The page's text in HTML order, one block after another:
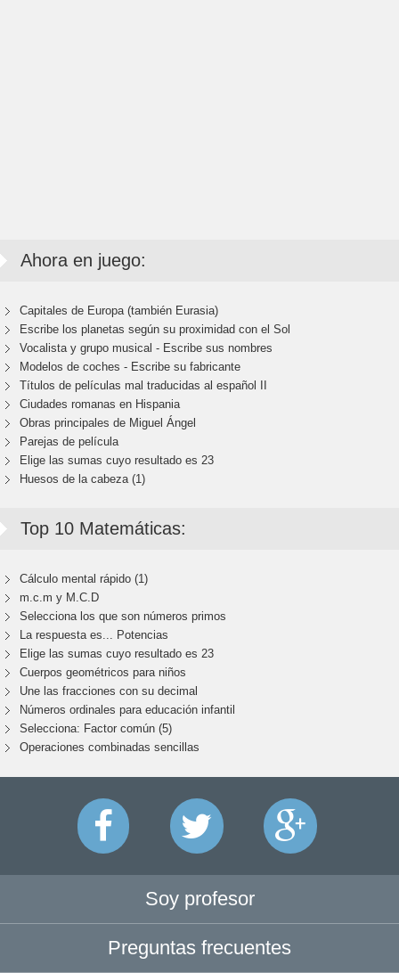
Ahora en juego:
Capitales de Europa (también Eurasia)
Escribe los planetas según su proximidad con el Sol
Vocalista y grupo musical - Escribe sus nombres
Modelos de coches - Escribe su fabricante
Títulos de películas mal traducidas al español II
Ciudades romanas en Hispania
Obras principales de Miguel Ángel
Parejas de película
Elige las sumas cuyo resultado es 23
Huesos de la cabeza (1)
Top 10 Matemáticas:
Cálculo mental rápido (1)
m.c.m y M.C.D
Selecciona los que son números primos
La respuesta es... Potencias
Elige las sumas cuyo resultado es 23
Cuerpos geométricos para niños
Une las fracciones con su decimal
Números ordinales para educación infantil
Selecciona: Factor común (5)
Operaciones combinadas sencillas
Soy profesor
Preguntas frecuentes